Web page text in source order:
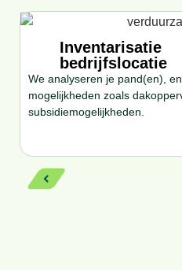
Inventarisatie
bedrijfslocatie
We analyseren je pand(en),
mogelijkheden zoals
subsidiemogelijkheden.